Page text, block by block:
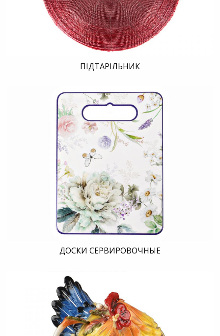
ПІДТАРІЛЬНИК
ДОСКИ СЕРВИРОВОЧНЫЕ